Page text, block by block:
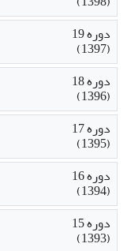
دوره 19
(1397)
دوره 18
(1396)
دوره 17
(1395)
دوره 16
(1394)
دوره 15
(1393)